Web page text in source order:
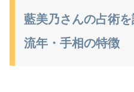
藍美乃さんの占術
流年・手相の特徴